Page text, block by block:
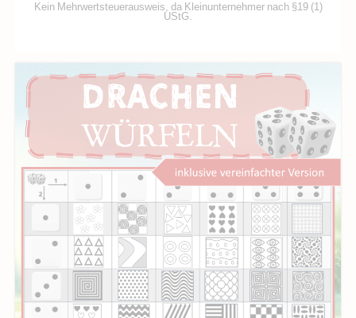
Kein Mehrwertsteuerausweis, da Kleinunternehmer nach §19 (1)
UStG.